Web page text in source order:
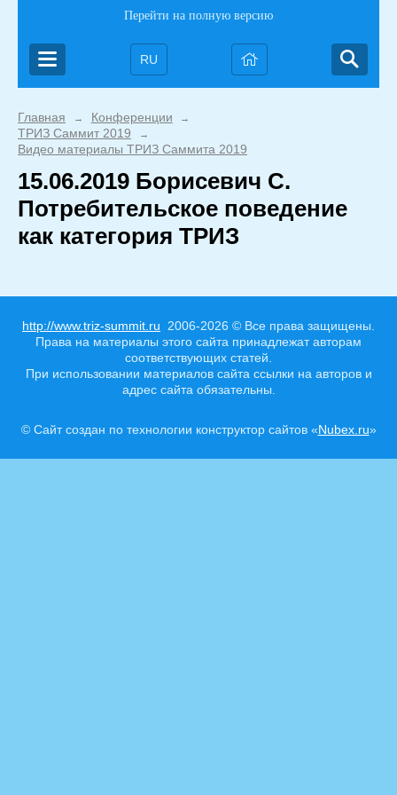
Перейти на полную версию
RU
Главная → Конференции →
ТРИЗ Саммит 2019 →
Видео материалы ТРИЗ Саммита 2019
15.06.2019 Борисевич С.
Потребительское поведение
как категория ТРИЗ
http://www.triz-summit.ru 2006-2026 © Все права защищены.
Права на материалы этого сайта принадлежат авторам
соответствующих статей.
При использовании материалов сайта ссылки на авторов и
адрес сайта обязательны.
© Сайт создан по технологии конструктор сайтов «Nubex.ru»